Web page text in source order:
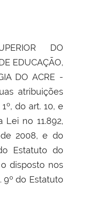
DO
EDUCAÇÃO,
DO ACRE -
atribuições
do art. 10, e
Lei no 11.892,
2008, e do
Estatuto do
disposto nos
9º do Estatuto